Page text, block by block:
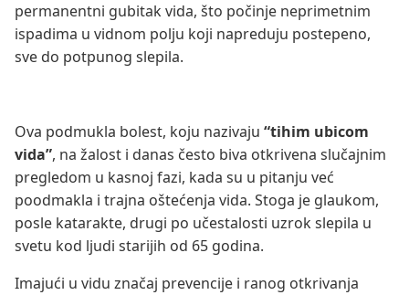
permanentni gubitak vida, što počinje neprimetnim
ispadima u vidnom polju koji napreduju postepeno,
sve do potpunog slepila.
Ova podmukla bolest, koju nazivaju “tihim ubicom
vida”, na žalost i danas često biva otkrivena slučajnim
pregledom u kasnoj fazi, kada su u pitanju već
poodmakla i trajna oštećenja vida. Stoga je glaukom,
posle katarakte, drugi po učestalosti uzrok slepila u
svetu kod ljudi starijih od 65 godina.
Imajući u vidu značaj prevencije i ranog otkrivanja